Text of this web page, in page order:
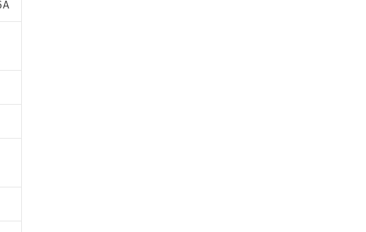
用することをご了承くだ
するものではありません。
は出荷製品に未対応品が